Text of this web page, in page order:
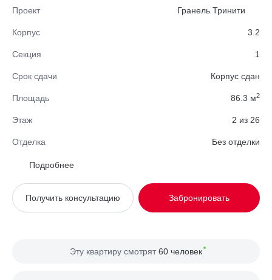
Проект Гранель Тринити
Корпус 3.2
Секция 1
Срок сдачи Корпус сдан
Площадь 86.3 м2
Этаж 2 из 26
Отделка Без отделки
Район
Вид из окна Во двор
Планировка Односторонняя
Подробнее
Забронировать
Получить консультацию
Эту квартиру смотрят 60 человек